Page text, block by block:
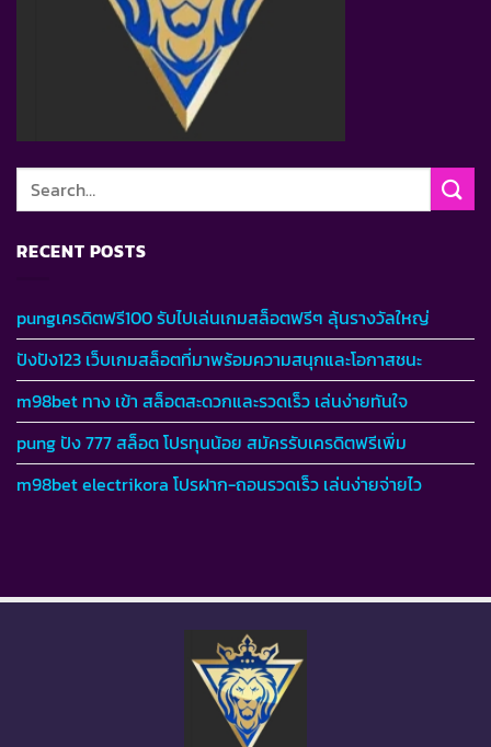
RECENT POSTS
pungเครดิตฟรี100 รับไปเล่นเกมสล็อตฟรีๆ ลุ้นรางวัลใหญ่
ปังปัง123 เว็บเกมสล็อตที่มาพร้อมความสนุกและโอกาสชนะ
m98bet ทาง เข้า สล็อตสะดวกและรวดเร็ว เล่นง่ายทันใจ
pung ปัง 777 สล็อต โปรทุนน้อย สมัครรับเครดิตฟรีเพิ่ม
m98bet electrikora โปรฝาก-ถอนรวดเร็ว เล่นง่ายจ่ายไว